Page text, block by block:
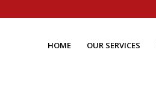
HOME OUR SERVICES